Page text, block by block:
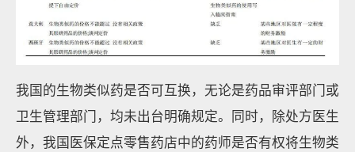
我国的生物类似药是否可互换，无论是药品审评部门或
卫生管理部门，均未出台明确规定。同时，除处方医生
外，我国医保定点零售药店中的药师是否有权将生物类